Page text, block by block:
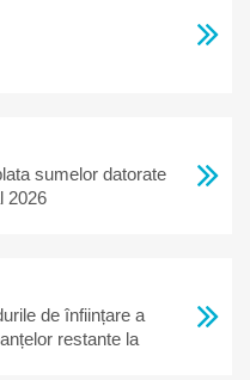
sumelor datorate
2026
de înființare a
restante la